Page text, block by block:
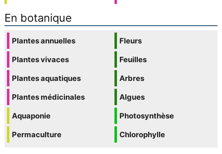
En botanique
Plantes annuelles
Plantes vivaces
Plantes aquatiques
Plantes médicinales
Aquaponie
Permaculture
Fleurs
Feuilles
Arbres
Algues
Photosynthèse
Chlorophylle